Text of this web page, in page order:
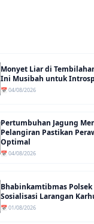
Monyet Liar di
Ini Musibah untuk
📅 04/08/2026
Pertumbuhan Jagung
Pelangiran Pastikan
Optimal
📅 04/08/2026
Bhabinkamtibmas
Sosialisasi Larangan
📅 01/08/2026